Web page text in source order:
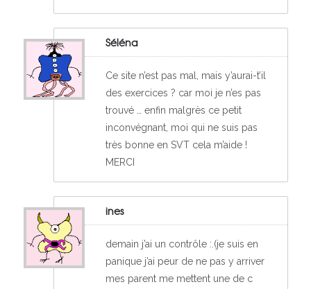
Séléna
Ce site n’est pas mal, mais y’aurai-t’il
des exercices ? car moi je n’es pas
trouvé … enfin malgrès ce petit
inconvégnant, moi qui ne suis pas
très bonne en SVT cela m’aide !
MERCI
ines
demain j’ai un contrôle :.(je suis en
panique j’ai peur de ne pas y arriver
mes parent me mettent une de c